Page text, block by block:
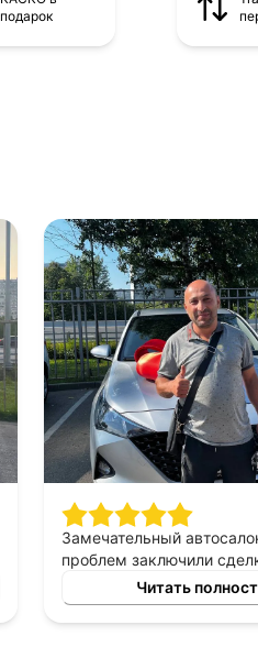
подарок
Замечательный
проблем заключили
этот же день на новой
Рекомендую!
Читать